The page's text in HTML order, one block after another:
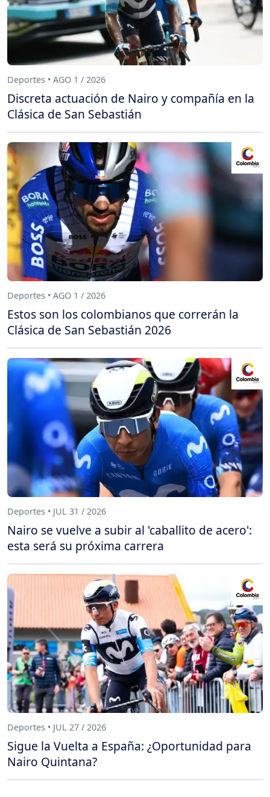
Deportes • AGO 1 / 2026
Discreta actuación de Nairo y compañía en la
Clásica de San Sebastián
Deportes • AGO 1 / 2026
Estos son los colombianos que correrán la
Clásica de San Sebastián 2026
Deportes • JUL 31 / 2026
Nairo se vuelve a subir al 'caballito de acero':
esta será su próxima carrera
Deportes • JUL 27 / 2026
Sigue la Vuelta a España: ¿Oportunidad para
Nairo Quintana?